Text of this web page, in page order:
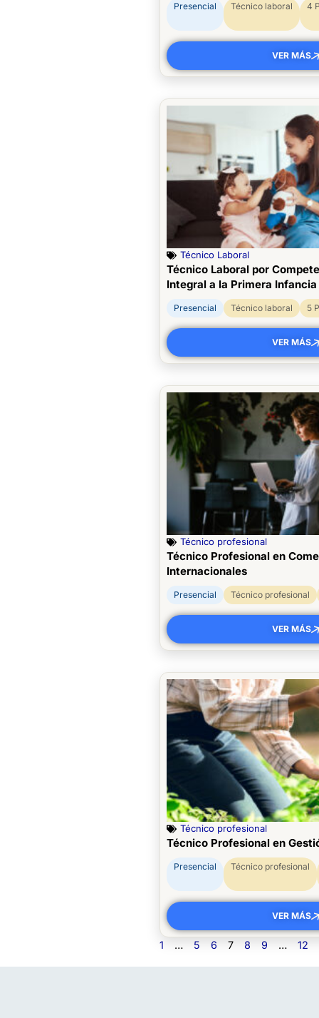
Presencial Técnico laboral 4
VER MÁS
Técnico Laboral
Técnico Laboral por
Integral a la Primera Infancia
Presencial Técnico laboral 5
VER MÁS
Técnico profesional
Técnico Profesional en
Internacionales
Presencial Técnico profesional
VER MÁS
Técnico profesional
Técnico Profesional en
Presencial Técnico profesional
VER MÁS
1 … 5 6 7 8 9 … 12